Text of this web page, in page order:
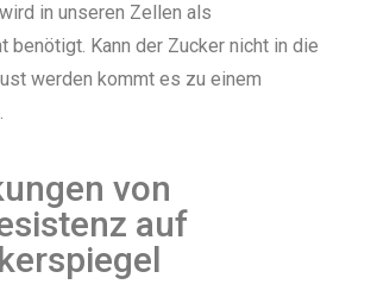
in unseren Zellen als
benötigt. Kann der Zucker nicht in die
werden kommt es zu einem
von
auf